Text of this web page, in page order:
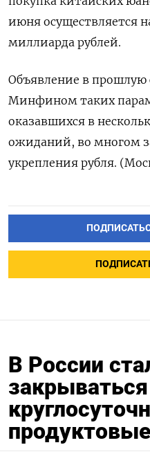
июня осуществляется
миллиарда рублей.
Объявление ​в прошлую
Минфином таких
оказавшихся в
ожиданий, во многом
укрепления рубля.
В России
закрываться